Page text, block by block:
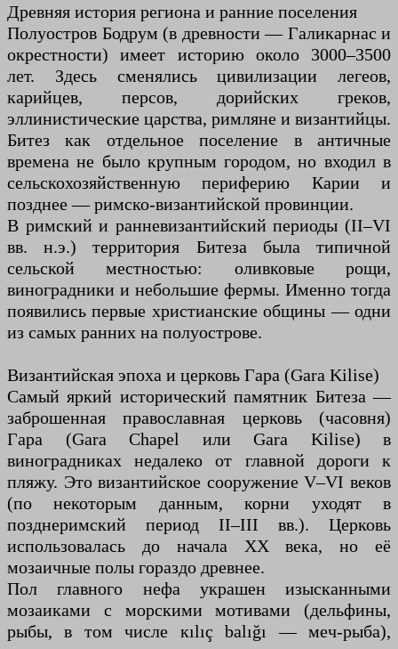
Древняя история региона и ранние поселения
Полуостров Бодрум (в древности — Галикарнас и
окрестности) имеет историю около 3000–3500
лет. Здесь сменялись цивилизации легеов,
карийцев, персов, дорийских греков,
эллинистические царства, римляне и византийцы.
Битез как отдельное поселение в античные
времена не было крупным городом, но входил в
сельскохозяйственную периферию Карии и
позднее — римско-византийской провинции.
В римский и ранневизантийский периоды (II–VI
вв. н.э.) территория Битеза была типичной
сельской местностью: оливковые рощи,
виноградники и небольшие фермы. Именно тогда
появились первые христианские общины — одни
из самых ранних на полуострове.
Византийская эпоха и церковь Гара (Gara Kilise)
Самый яркий исторический памятник Битеза —
заброшенная православная церковь (часовня)
Гара (Gara Chapel или Gara Kilise) в
виноградниках недалеко от главной дороги к
пляжу. Это византийское сооружение V–VI веков
(по некоторым данным, корни уходят в
позднеримский период II–III вв.). Церковь
использовалась до начала XX века, но её
мозаичные полы гораздо древнее.
Пол главного нефа украшен изысканными
мозаиками с морскими мотивами (дельфины,
рыбы, в том числе кılıç balığı — меч-рыба),